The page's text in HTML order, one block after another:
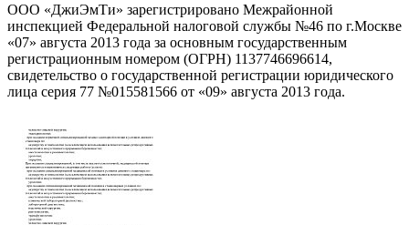
ООО «ДжиЭмТи» зарегистрировано Межрайонной
инспекцией Федеральной налоговой службы №46 по г.Москве
«07» августа 2013 года за основным государственным
регистрационным номером (ОГРН) 1137746696614,
свидетельство о государственной регистрации юридического
лица серия 77 №015581566 от «09» августа 2013 года.